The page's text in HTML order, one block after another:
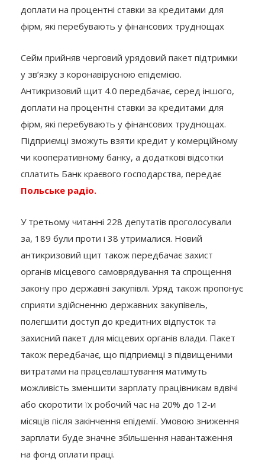
доплати на процентні ставки за кредитами для
фірм, які перебувають у фінансових труднощах
Сейм прийняв черговий урядовий пакет підтримки
у зв’язку з коронавірусною епідемією.
Антикризовий щит 4.0 передбачає, серед іншого,
доплати на процентні ставки за кредитами для
фірм, які перебувають у фінансових труднощах.
Підприємці зможуть взяти кредит у комерційному
чи кооперативному банку, а додаткові відсотки
сплатить Банк краєвого господарства, передає
Польське радіо.
У третьому читанні 228 депутатів проголосували
за, 189 були проти і 38 утрималися. Новий
антикризовий щит також передбачає захист
органів місцевого самоврядування та спрощення
закону про державні закупівлі. Уряд також пропонує
сприяти здійсненню державних закупівель,
полегшити доступ до кредитних відпусток та
захисний пакет для місцевих органів влади. Пакет
також передбачає, що підприємці з підвищеними
витратами на працевлаштування матимуть
можливість зменшити зарплату працівникам вдвічі
або скоротити їх робочий час на 20% до 12-и
місяців після закінчення епідемії. Умовою зниження
зарплати буде значне збільшення навантаження
на фонд оплати праці.